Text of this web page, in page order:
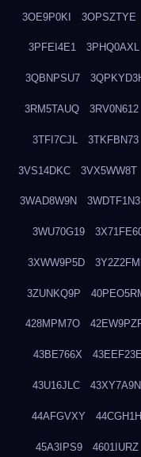
3OE9P0KI 3OPSZTYE
3PFEI4E1 3PHQ0AXL
3QBNPSU7
3RM5TAUQ 3RV0N612
3TFI7CJL 3TKFBN73
3VS14DKC 3VX5WW8T
3WAD8W9N 3WDTF1N3
3WU70G19
3XWW9P5D
3ZUNKQ9P
428MPM7O
43BE766X 43EEF23E
43U16JLC 43XY7A9N
44AFGVXY
45A3IPS9 4601IURZ